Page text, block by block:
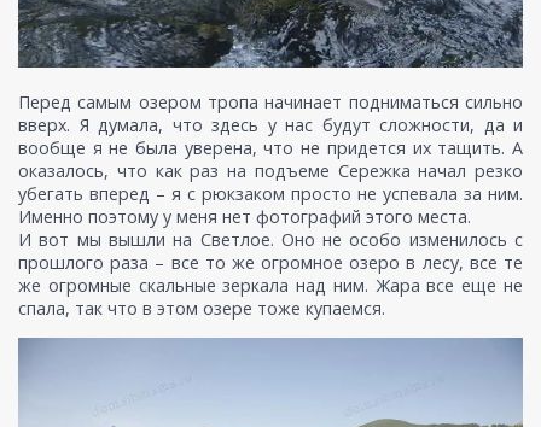
Перед самым озером тропа начинает подниматься сильно
вверх. Я думала, что здесь у нас будут сложности, да и
вообще я не была уверена, что не придется их тащить. А
оказалось, что как раз на подъеме Сережка начал резко
убегать вперед – я с рюкзаком просто не успевала за ним.
Именно поэтому у меня нет фотографий этого места.
И вот мы вышли на Светлое. Оно не особо изменилось с
прошлого раза – все то же огромное озеро в лесу, все те
же огромные скальные зеркала над ним. Жара все еще не
спала, так что в этом озере тоже купаемся.